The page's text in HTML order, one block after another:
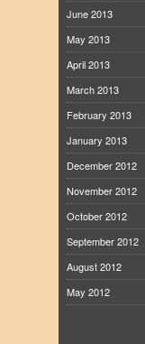
June 2013
May 2013
April 2013
March 2013
February 2013
January 2013
December 2012
November 2012
October 2012
September 2012
August 2012
May 2012